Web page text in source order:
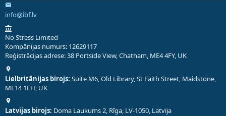
info@ibf.lv
No Stress Limited
Kompānijas numurs: 12629117
Reģistrācijas adrese: 38 Portside View, Chatham, ME4 4FY, UK
Lielbritānijas birojs: Suite M6, Old Library, St Faith Street, Maidstone,
ME14 1LH, UK
Latvijas birojs: Doma Laukums 2, Rīga, LV-1050, Latvija